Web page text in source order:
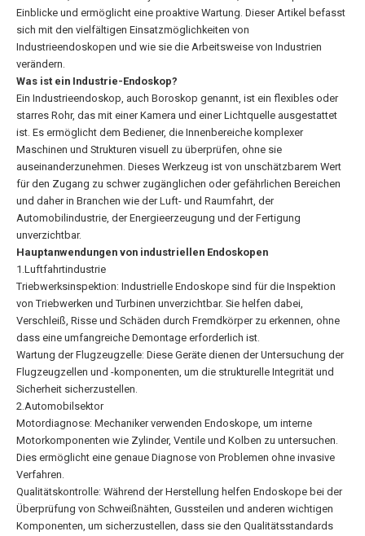
Einblicke und ermöglicht eine proaktive Wartung. Dieser Artikel befasst
sich mit den vielfältigen Einsatzmöglichkeiten von
Industrieendoskopen und wie sie die Arbeitsweise von Industrien
verändern.
Was ist ein Industrie-Endoskop?
Ein Industrieendoskop, auch Boroskop genannt, ist ein flexibles oder
starres Rohr, das mit einer Kamera und einer Lichtquelle ausgestattet
ist. Es ermöglicht dem Bediener, die Innenbereiche komplexer
Maschinen und Strukturen visuell zu überprüfen, ohne sie
auseinanderzunehmen. Dieses Werkzeug ist von unschätzbarem Wert
für den Zugang zu schwer zugänglichen oder gefährlichen Bereichen
und daher in Branchen wie der Luft- und Raumfahrt, der
Automobilindustrie, der Energieerzeugung und der Fertigung
unverzichtbar.
Hauptanwendungen von industriellen Endoskopen
1.Luftfahrtindustrie
Triebwerksinspektion: Industrielle Endoskope sind für die Inspektion
von Triebwerken und Turbinen unverzichtbar. Sie helfen dabei,
Verschleiß, Risse und Schäden durch Fremdkörper zu erkennen, ohne
dass eine umfangreiche Demontage erforderlich ist.
Wartung der Flugzeugzelle: Diese Geräte dienen der Untersuchung der
Flugzeugzellen und -komponenten, um die strukturelle Integrität und
Sicherheit sicherzustellen.
2.Automobilsektor
Motordiagnose: Mechaniker verwenden Endoskope, um interne
Motorkomponenten wie Zylinder, Ventile und Kolben zu untersuchen.
Dies ermöglicht eine genaue Diagnose von Problemen ohne invasive
Verfahren.
Qualitätskontrolle: Während der Herstellung helfen Endoskope bei der
Überprüfung von Schweißnähten, Gussteilen und anderen wichtigen
Komponenten, um sicherzustellen, dass sie den Qualitätsstandards